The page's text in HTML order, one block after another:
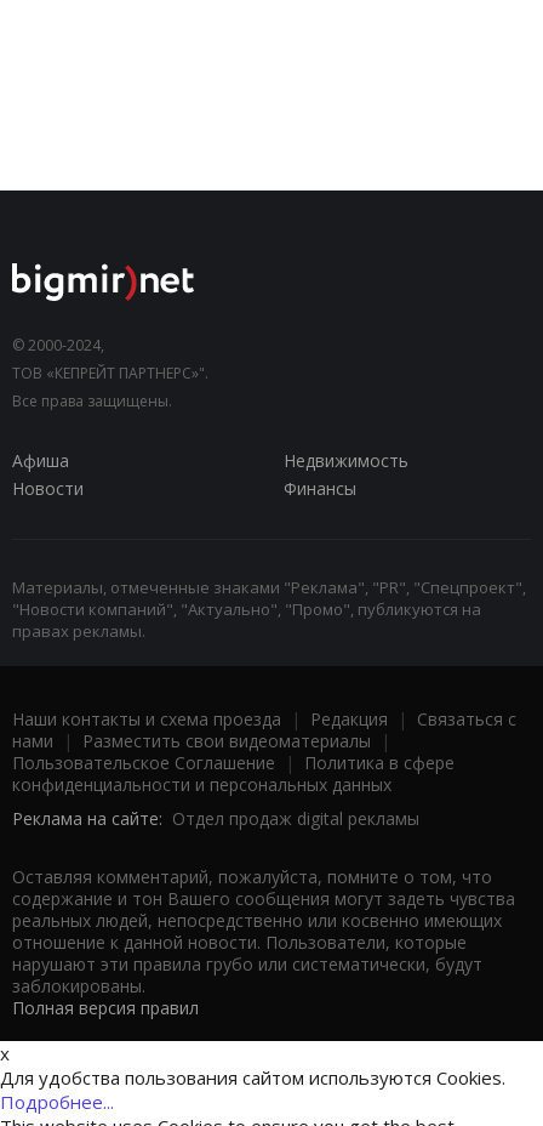
© 2000-2024,
ТОВ «КЕПРЕЙТ ПАРТНЕРС»".
Все права защищены.
Афиша
Недвижимость
Новости
Финансы
Материалы, отмеченные знаками "Реклама", "PR", "Спецпроект",
"Новости компаний", "Актуально", "Промо", публикуются на
правах рекламы.
Наши контакты и схема проезда | Редакция | Связаться с
нами | Разместить свои видеоматериалы |
Пользовательское Соглашение |
Политика в сфере
конфиденциальности и персональных данных
Реклама на сайте: Отдел продаж digital рекламы
Оставляя комментарий, пожалуйста, помните о том, что
содержание и тон Вашего сообщения могут задеть чувства
реальных людей, непосредственно или косвенно имеющих
отношение к данной новости. Пользователи, которые
нарушают эти правила грубо или систематически, будут
заблокированы.
Полная версия правил
x
Для удобства пользования сайтом используются Cookies.
Подробнее...